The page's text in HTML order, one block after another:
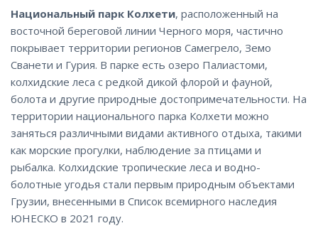
Национальный парк Колхети, расположенный на
восточной береговой линии Черного моря, частично
покрывает территории регионов Самегрело, Земо
Сванети и Гурия. В парке есть озеро Палиастоми,
колхидские леса с редкой дикой флорой и фауной,
болота и другие природные достопримечательности. На
территории национального парка Колхети можно
заняться различными видами активного отдыха, такими
как морские прогулки, наблюдение за птицами и
рыбалка. Колхидские тропические леса и водно-
болотные угодья стали первым природным объектами
Грузии, внесенными в Список всемирного наследия
ЮНЕСКО в 2021 году.